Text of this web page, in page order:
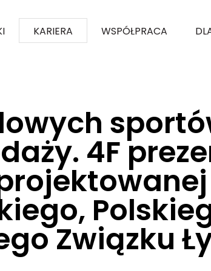
KARIERA WSPÓŁPRACA
4F
Związku